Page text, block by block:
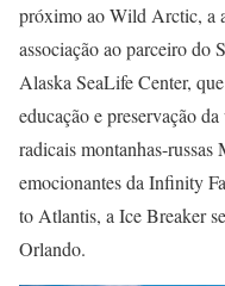
próximo ao Wild Arctic, a
associação ao parceiro do
Alaska SeaLife Center,
educação e preservação
radicais montanhas-
emocionantes da Infinity
to Atlantis, a Ice Breaker
Orlando.